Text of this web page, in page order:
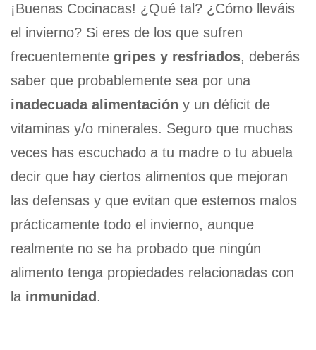
¡Buenas Cocinacas! ¿Qué tal? ¿Cómo lleváis
el invierno? Si eres de los que sufren
frecuentemente gripes y resfriados, deberás
saber que probablemente sea por una
inadecuada alimentación y un déficit de
vitaminas y/o minerales. Seguro que muchas
veces has escuchado a tu madre o tu abuela
decir que hay ciertos alimentos que mejoran
las defensas y que evitan que estemos malos
prácticamente todo el invierno, aunque
realmente no se ha probado que ningún
alimento tenga propiedades relacionadas con
la inmunidad .